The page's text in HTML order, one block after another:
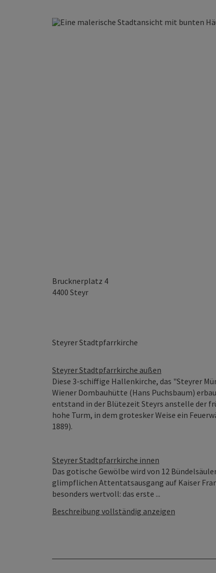
Brucknerplatz 4
4400 Steyr
Steyrer Stadtpfarrkirche
Steyrer Stadtpfarrkirche außen
Diese 3-schiffige Hallenkirche, das "Steyrer
Wiener Dombauhütte (Hans Puchsbaum)
entstand in der Blütezeit Steyrs anstelle der
hohe Turm, in dem grotesker Weise ein
1889).
Steyrer Stadtpfarrkirche innen
Das gotische Gewölbe wird von 12
glimpflichen Attentatsausgang auf Kaiser
besonders wertvoll: das erste ...
Beschreibung vollständig anzeigen